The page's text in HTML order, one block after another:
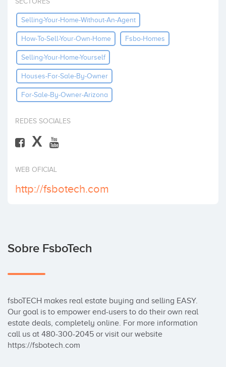
Selling-Your-Home-Without-An-Agent
How-To-Sell-Your-Own-Home Fsbo-Homes
Selling-Your-Home-Yourself
Houses-For-Sale-By-Owner
For-Sale-By-Owner-Arizona
REDES SOCIALES
X
WEB OFICIAL
http://fsbotech.com
Sobre FsboTech
fsboTECH makes real estate buying and selling EASY.
Our goal is to empower end-users to do their own real
estate deals, completely online. For more information
call us at 480-300-2045 or visit our website
https://fsbotech.com